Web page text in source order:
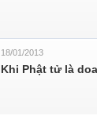
18/01/2013
Khi Phật tử là